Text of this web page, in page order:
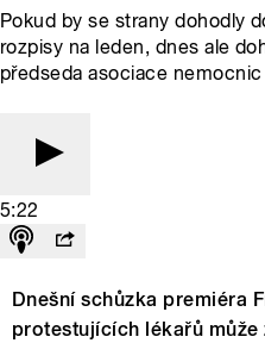
Pokud by se strany dohodly
rozpisy na leden, dnes ale
předseda asociace nemocnic
5:22
Dnešní schůzka premiéra
protestujících lékařů